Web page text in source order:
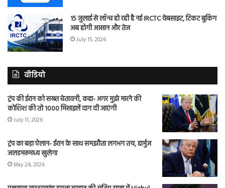
15 जुलाई से लॉन्च हो रही है नई IRCTC वेबसाइट, टिकट बुकिंग
अब होगी आसान और तेज
July 15, 2026
वीडियो
ट्रंप की ईरान को सख्त चेतावनी, कहा- अगर मुझे मारने की
कोशिश की तो 1000 मिसाइलें दाग दी जाएंगी
July 11, 2026
ट्रंप का बड़ा ऐलान- ईरान के साथ समझौता लगभग तय, हार्मुज
जलडमरूमध्य खुलेगा
May 24, 2026